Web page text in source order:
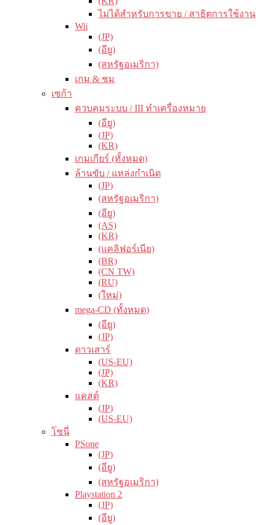
ไม่ได้สำหรับการขาย / สาธิตการใช้งาน
Wii
(JP)
(อียู)
(สหรัฐอเมริกา)
เกม & ชม
เซก้า
ควบคุมระบบ / III ทำเครื่องหมาย
(อียู)
(JP)
(KR)
เกมเกียร์ (ทั้งหมด)
ล้านขับ / แหล่งกำเนิด
(JP)
(สหรัฐอเมริกา)
(อียู)
(AS)
(KR)
(แคลิฟอร์เนีย)
(BR)
(CN TW)
(RU)
(ใหม่)
mega-CD (ทั้งหมด)
(อียู)
(JP)
ดาวเสาร์
(US-EU)
(JP)
(KR)
แคสต์
(JP)
(US-EU)
โซนี่
PSone
(JP)
(อียู)
(สหรัฐอเมริกา)
Playstation 2
(JP)
(อียู)